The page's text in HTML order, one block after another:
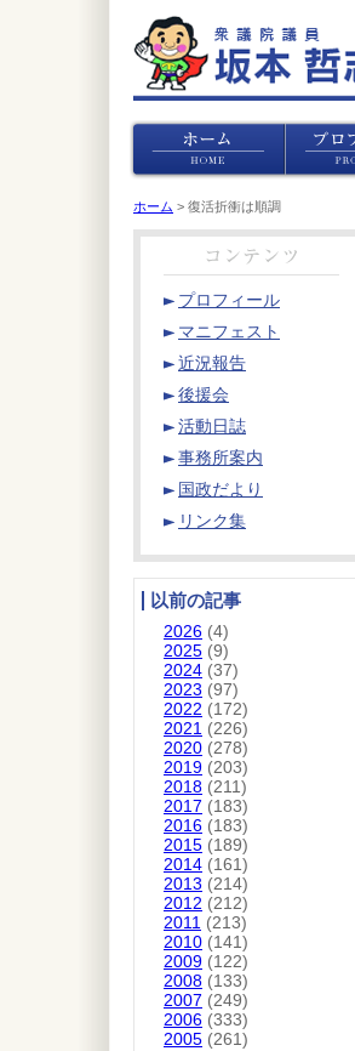
ホーム > 復活折衝は順調
プロフィール
マニフェスト
近況報告
後援会
活動日誌
事務所案内
国政だより
リンク集
以前の記事
2026 (4)
2025 (9)
2024 (37)
2023 (97)
2022 (172)
2021 (226)
2020 (278)
2019 (203)
2018 (211)
2017 (183)
2016 (183)
2015 (189)
2014 (161)
2013 (214)
2012 (212)
2011 (213)
2010 (141)
2009 (122)
2008 (133)
2007 (249)
2006 (333)
2005 (261)